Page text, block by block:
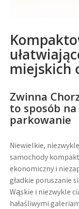
miejskich
Zwinna
to sposób
parkowanie
Niewielkie,
samochody
ekonomiczny i
gładkie poruszanie
Wąskie i niezwykle
hałaśliwymi